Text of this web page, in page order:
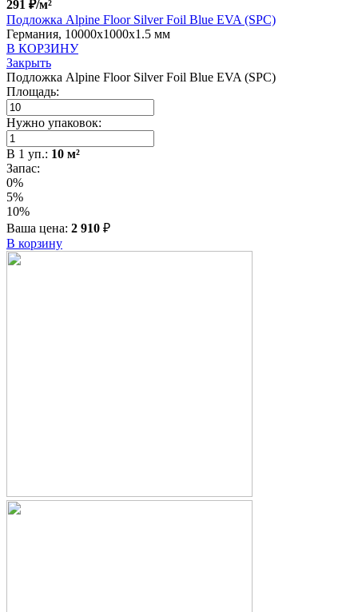
291 ₽/м²
Подложка Alpine Floor Silver Foil Blue EVA (SPC)
Германия, 10000x1000x1.5 мм
В КОРЗИНУ
Закрыть
Подложка Alpine Floor Silver Foil Blue EVA (SPC)
Площадь:
Нужно упаковок:
В 1 уп.: 10 м²
Запас:
0%
5%
10%
Ваша цена: 2 910 ₽
В корзину